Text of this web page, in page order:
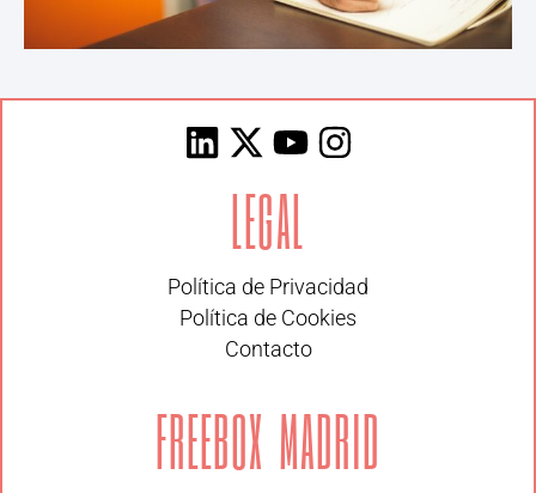
LEGAL
Política de Privacidad
Política de Cookies
Contacto
FREEBOX MADRID